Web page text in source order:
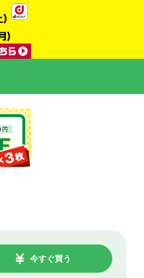
今すぐ買う